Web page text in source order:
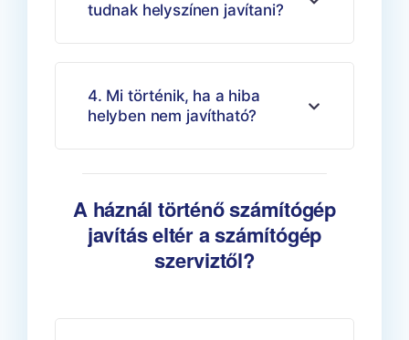
tudnak helyszínen javítani?
4. Mi történik, ha a hiba
helyben nem javítható?
A háznál történő számítógép
javítás eltér a számítógép
szerviztől?